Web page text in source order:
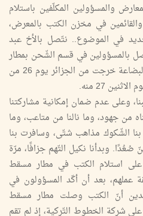
والمسؤولين المكلّفين باستلام
في مخزن الكتب بالمعرض،
في الموضوع.. نتّصل بالأخ عبد
بالمسؤولين في قسم الشّحن بمطار
هواري بومدين، فيؤكدون له أنّ البضاعة خرجت من الجزائر يوم 26 من
27 منه.
وعلى عدم ضمان إمكانية مشاركتنا
من جهود، وما نالنا من متاعب، وما
الشّكوك مذاهب شتّى، وسافرت بنا
وبدأنا نكيل التّهم جزافًا، مرّة
على استلام الكتب في مطار مسقط
عملهم، بعد أن أكّد المسؤولون في
أنّ الكتب وصلت مطار مسقط
على شركة الخطوط التّركية، إذ لم تقم